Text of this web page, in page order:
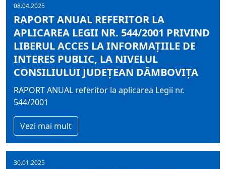
08.04.2025
RAPORT ANUAL REFERITOR LA
APLICAREA LEGII NR. 544/2001 PRIVIND
LIBERUL ACCES LA INFORMAŢIILE DE
INTERES PUBLIC, LA NIVELUL
CONSILIULUI JUDEŢEAN DÂMBOVIŢA
RAPORT ANUAL referitor la aplicarea Legii nr.
544/2001
Vezi mai mult
30.01.2025